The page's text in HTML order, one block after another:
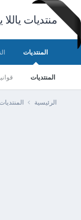
منتديات
المنتديات
المنتديات
الرئيسية